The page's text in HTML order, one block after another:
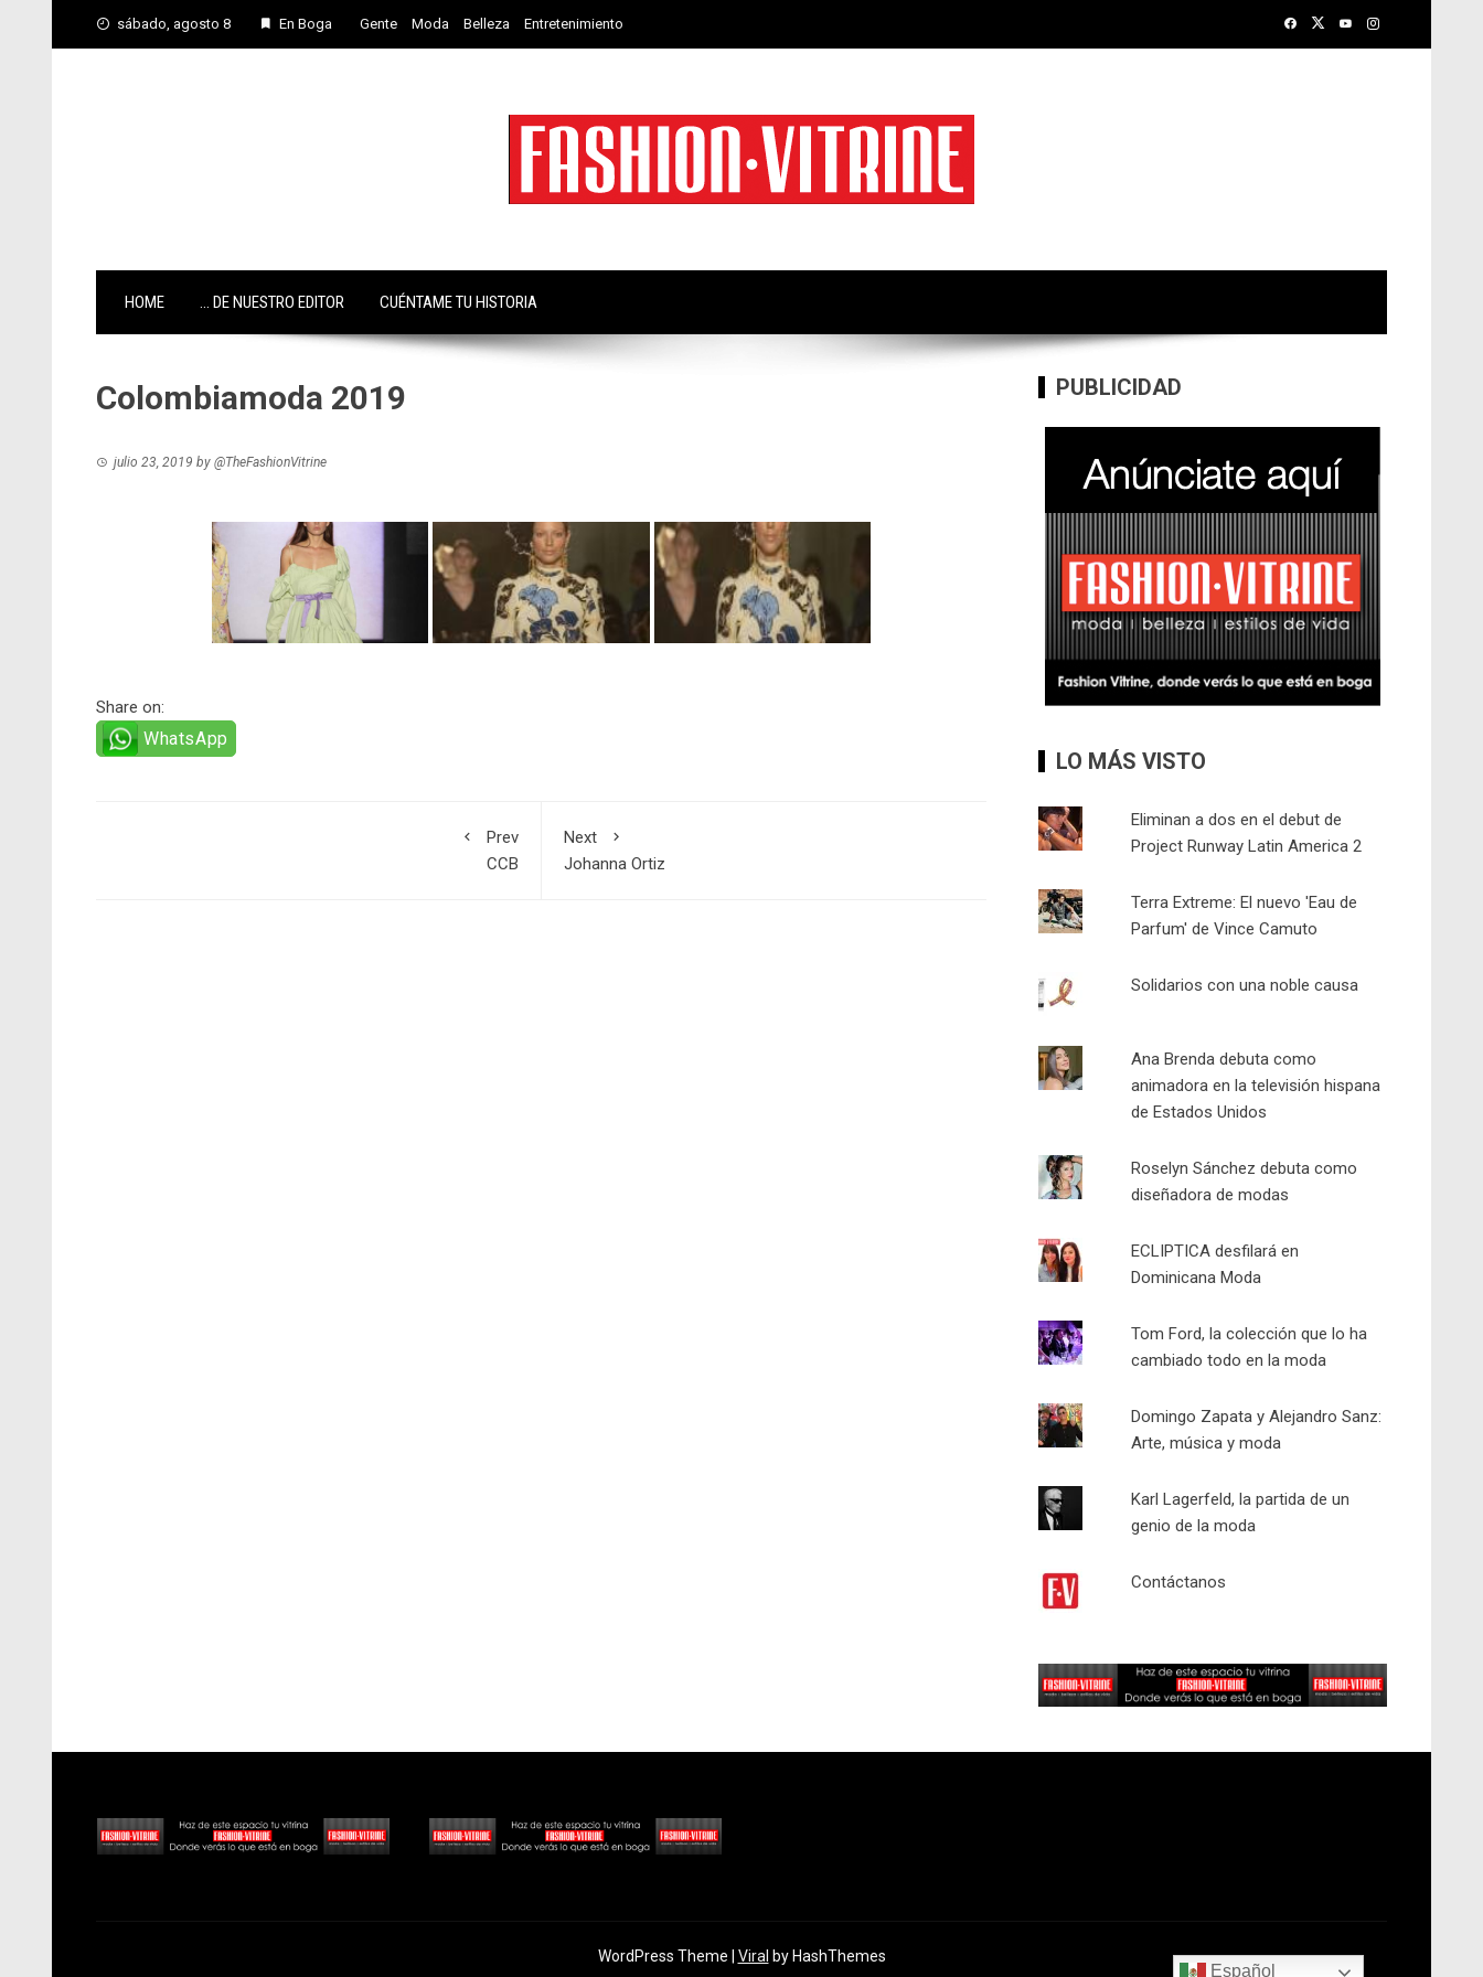
sábado, agosto 8 En Boga Gente Moda Belleza Entretenimiento
HOME … DE NUESTRO EDITOR CUÉNTAME TU HISTORIA
Colombiamoda 2019
julio 23, 2019 by @TheFashionVitrine
Share on:
WhatsApp
Prev
CCB
Next
Johanna Ortiz
PUBLICIDAD
LO MÁS VISTO
Eliminan a dos en el debut de
Project Runway Latin America 2
Terra Extreme: El nuevo 'Eau de
Parfum' de Vince Camuto
Solidarios con una noble causa
Ana Brenda debuta como
animadora en la televisión hispana
de Estados Unidos
Roselyn Sánchez debuta como
diseñadora de modas
ECLIPTICA desfilará en
Dominicana Moda
Tom Ford, la colección que lo ha
cambiado todo en la moda
Domingo Zapata y Alejandro Sanz:
Arte, música y moda
Karl Lagerfeld, la partida de un
genio de la moda
Contáctanos
WordPress Theme | Viral by HashThemes
Español